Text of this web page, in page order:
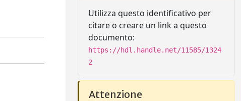
Utilizza questo identificativo per
citare o creare un link a questo
documento:
https://hdl.handle.net/11585/1324
2
Attenzione